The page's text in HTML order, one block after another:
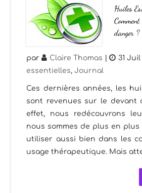
Huiles
danger ?
par Claire Thomas | 31 Juil
essentielles,Journal
Ces dernières années, les
sont revenues sur le devant
effet, nous redécouvrons
nous sommes de plus en plus
utiliser aussi bien dans les
usage thérapeutique. Mais